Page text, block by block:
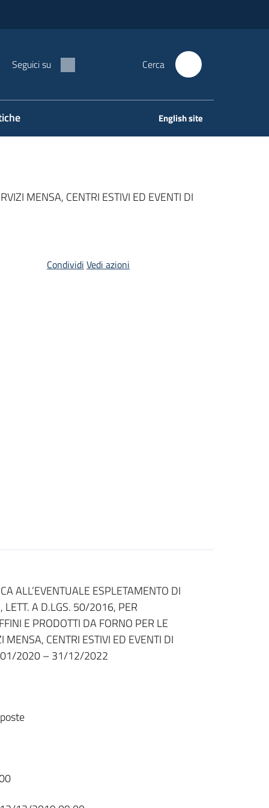
Seguici su Cerca
English site
MENSA, CENTRI ESTIVI ED EVENTI DI
Condividi Vedi azioni
ALL’EVENTUALE ESPLETAMENTO DI
LETT. A D.LGS. 50/2016, PER
E PRODOTTI DA FORNO PER LE
MENSA, CENTRI ESTIVI ED EVENTI DI
01/2020 – 31/12/2022